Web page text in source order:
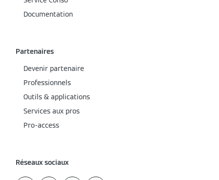
Documentation
Partenaires
Devenir partenaire
Professionnels
Outils & applications
Services aux pros
Pro-access
Réseaux sociaux